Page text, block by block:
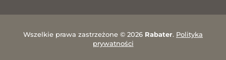
Wszelkie prawa zastrzeżone © 2026 Rabater. Polityka
prywatności